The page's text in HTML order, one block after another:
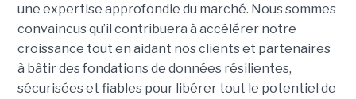
une expertise approfondie du marché. Nous sommes
convaincus qu’il contribuera à accélérer notre
croissance tout en aidant nos clients et partenaires
à bâtir des fondations de données résilientes,
sécurisées et fiables pour libérer tout le potentiel de